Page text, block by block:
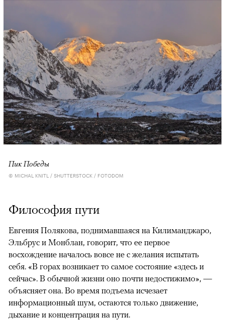
Пик Победы
© MICHAL KNITL / SHUTTERSTOCK / FOTODOM
Философия пути
Евгения Полякова, поднимавшаяся на Килиманджаро,
Эльбрус и Монблан, говорит, что ее первое
восхождение началось вовсе не с желания испытать
себя. «В горах возникает то самое состояние «здесь и
сейчас». В обычной жизни оно почти недостижимо», —
объясняет она. Во время подъема исчезает
информационный шум, остаются только движение,
дыхание и концентрация на пути.